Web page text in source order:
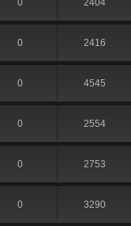
0 2404
0 2416
0 4545
0 2554
0 2753
0 3290